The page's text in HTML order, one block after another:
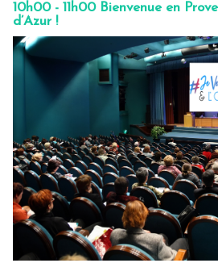
10h00 - 11h00 Bienvenue en
d’Azur !